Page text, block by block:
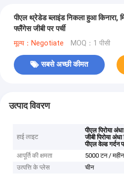
पीएल थ्रेडेड ब्लाइंड निकला हुआ किनारा,
फ्लैंगेस जीबी पर पर्ची
मूल्य：Negotiate MOQ：1 पीसी
सबसे अच्छी कीमत
उत्पाद विवरण
हाई लाइट
पीएल पिरोया
जीबी पिरोया
पीएल वेल्ड गर्दन
आपूर्ति की क्षमता
5000 टन /
उत्पत्ति के प्लेस
चीन